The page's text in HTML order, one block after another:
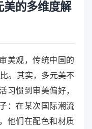
的多维度解
美观，传统中国的
。其实，多元美不
习惯到审美偏好，
：在某次国际潮流
他们在配色和材质